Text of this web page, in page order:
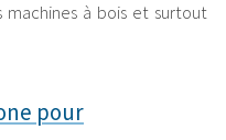
machines à bois et surtout
pour